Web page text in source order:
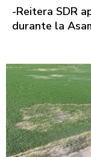
-Reitera SDR
durante la